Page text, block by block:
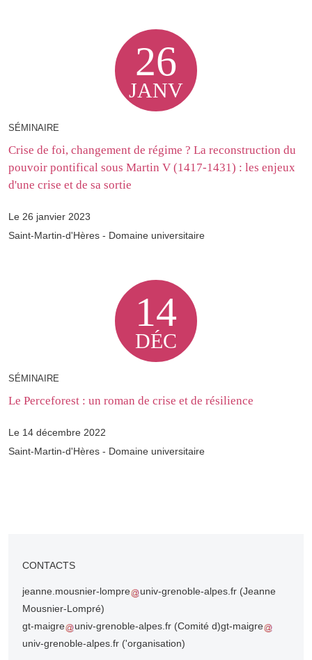
26
JANV
SÉMINAIRE
Crise de foi, changement de régime ? La reconstruction du
pouvoir pontifical sous Martin V (1417-1431) : les enjeux
d'une crise et de sa sortie
Le 26 janvier 2023
Saint-Martin-d'Hères - Domaine universitaire
14
DÉC
SÉMINAIRE
Le Perceforest : un roman de crise et de résilience
Le 14 décembre 2022
Saint-Martin-d'Hères - Domaine universitaire
CONTACTS
jeanne.mousnier-lompre univ-grenoble-alpes.fr (Jeanne
Mousnier-Lompré)
gt-maigre
univ-grenoble-alpes.fr (Comité d)gt-maigre
univ-grenoble-alpes.fr ('organisation)